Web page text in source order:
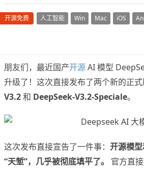
开源免费 人工智能 Win Mac iOS
朋友们，最近国产开源AI 模型
升级了！这次直接发布了两个新的正式
V3.2和 DeepSeek-V3.2-Speciale。
这次发布直接宣告了一件事： 开源模
“天堑”，几乎被彻底填平了。
官方直